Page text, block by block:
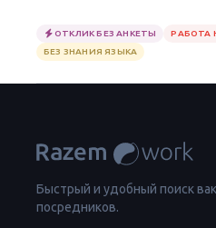
ОТКЛИК БЕЗ АНКЕТЫ
РАБОТА
БЕЗ ЗНАНИЯ ЯЗЫКА
Быстрый и удобный поиск
посредников.